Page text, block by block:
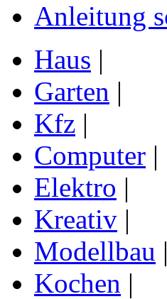
Anleitung
Haus |
Garten |
Kfz |
Computer |
Elektro |
Kreativ |
Modellbau |
Kochen |